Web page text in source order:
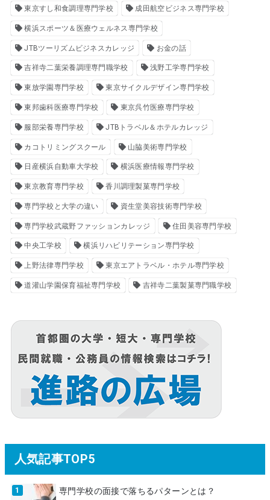
東京すし和食調理専門学校 成田航空ビジネス専門学校
横浜スポーツ＆医療ウェルネス専門学校
JTBツーリズムビジネスカレッジ お金の話
吉祥寺二葉栄養調理専門職学校 浅野工学専門学校
東放学園専門学校 東京サイクルデザイン専門学校
東邦歯科医療専門学校 東京呉竹医療専門学校
服部栄養専門学校 JTBトラベル＆ホテルカレッジ
カコトリミングスクール 山脇美術専門学校
日産横浜自動車大学校 横浜医療情報専門学校
東京教育専門学校 香川調理製菓専門学校
専門学校と大学の違い 資生堂美容技術専門学校
専門学校武蔵野ファッションカレッジ 住田美容専門学校
中央工学校 横浜リハビリテーション専門学校
上野法律専門学校 東京エアトラベル・ホテル専門学校
道灌山学園保育福祉専門学校 吉祥寺二葉製菓専門職学校
人気記事TOP5
専門学校の面接で落ちるパターンとは？